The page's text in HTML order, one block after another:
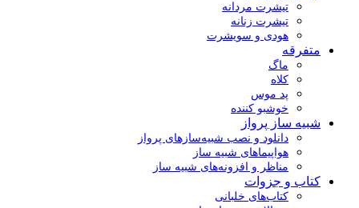
تیشرت مردانه
تیشرت زنانه
هودی و سویشرت
متفرقه
ماگ
کلاه
پد موس
خوشبو کننده
شبیه ساز پرواز
دانلود و نصب شبیه‌سازهای پرواز
هواپیماهای شبیه ساز
مناظر و افزونه‌های شبیه ساز
کتاب و جزوات
کتاب‌های خلبانی